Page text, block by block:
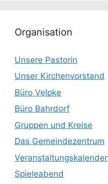
Organisation
Unsere Pastorin
Unser Kirchenvorstand
Büro Velpke
Büro Bahrdorf
Gruppen und Kreise
Das Gemeindezentrum
Veranstaltungskalender
Spieleabend